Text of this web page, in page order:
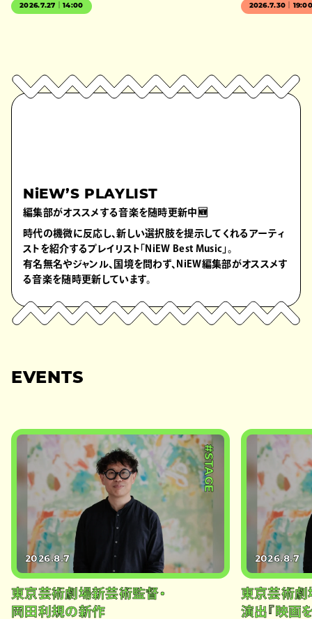
2026.7.27｜14:00 2026.7.30｜
NiEW’S PLAYLIST
編集部がオススメする音楽を随時更新中🆕
時代の機微に反応し、新しい選択肢を提示してくれるアーティ
ストを紹介するプレイリスト「NiEW Best Music」。
有名無名やジャンル、国境を問わず、NiEW編集部がオススメす
る音楽を随時更新しています。
EVENTS
#STAGE
2026.8.7
東京芸術劇場新芸術監督・
岡田利規の新作
2026.8.7
東京芸術劇
演出『映画